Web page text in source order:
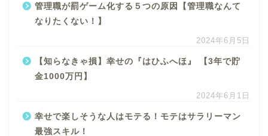
管理職が罰ゲーム化する５つの原因【管理職なんて
なりたくない！】
2024年6月5日
【知らなきゃ損】幸せの『はひふへほ』 【3年で貯
金1000万円】
2024年6月1日
幸せで楽しそうな人はモテる！モテはサラリーマン
最強スキル！